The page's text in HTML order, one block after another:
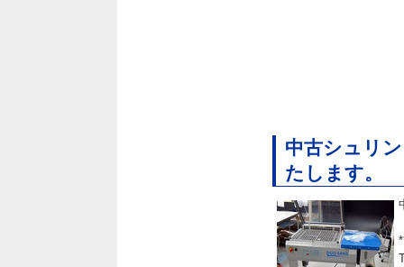
中古シュリ
たします。